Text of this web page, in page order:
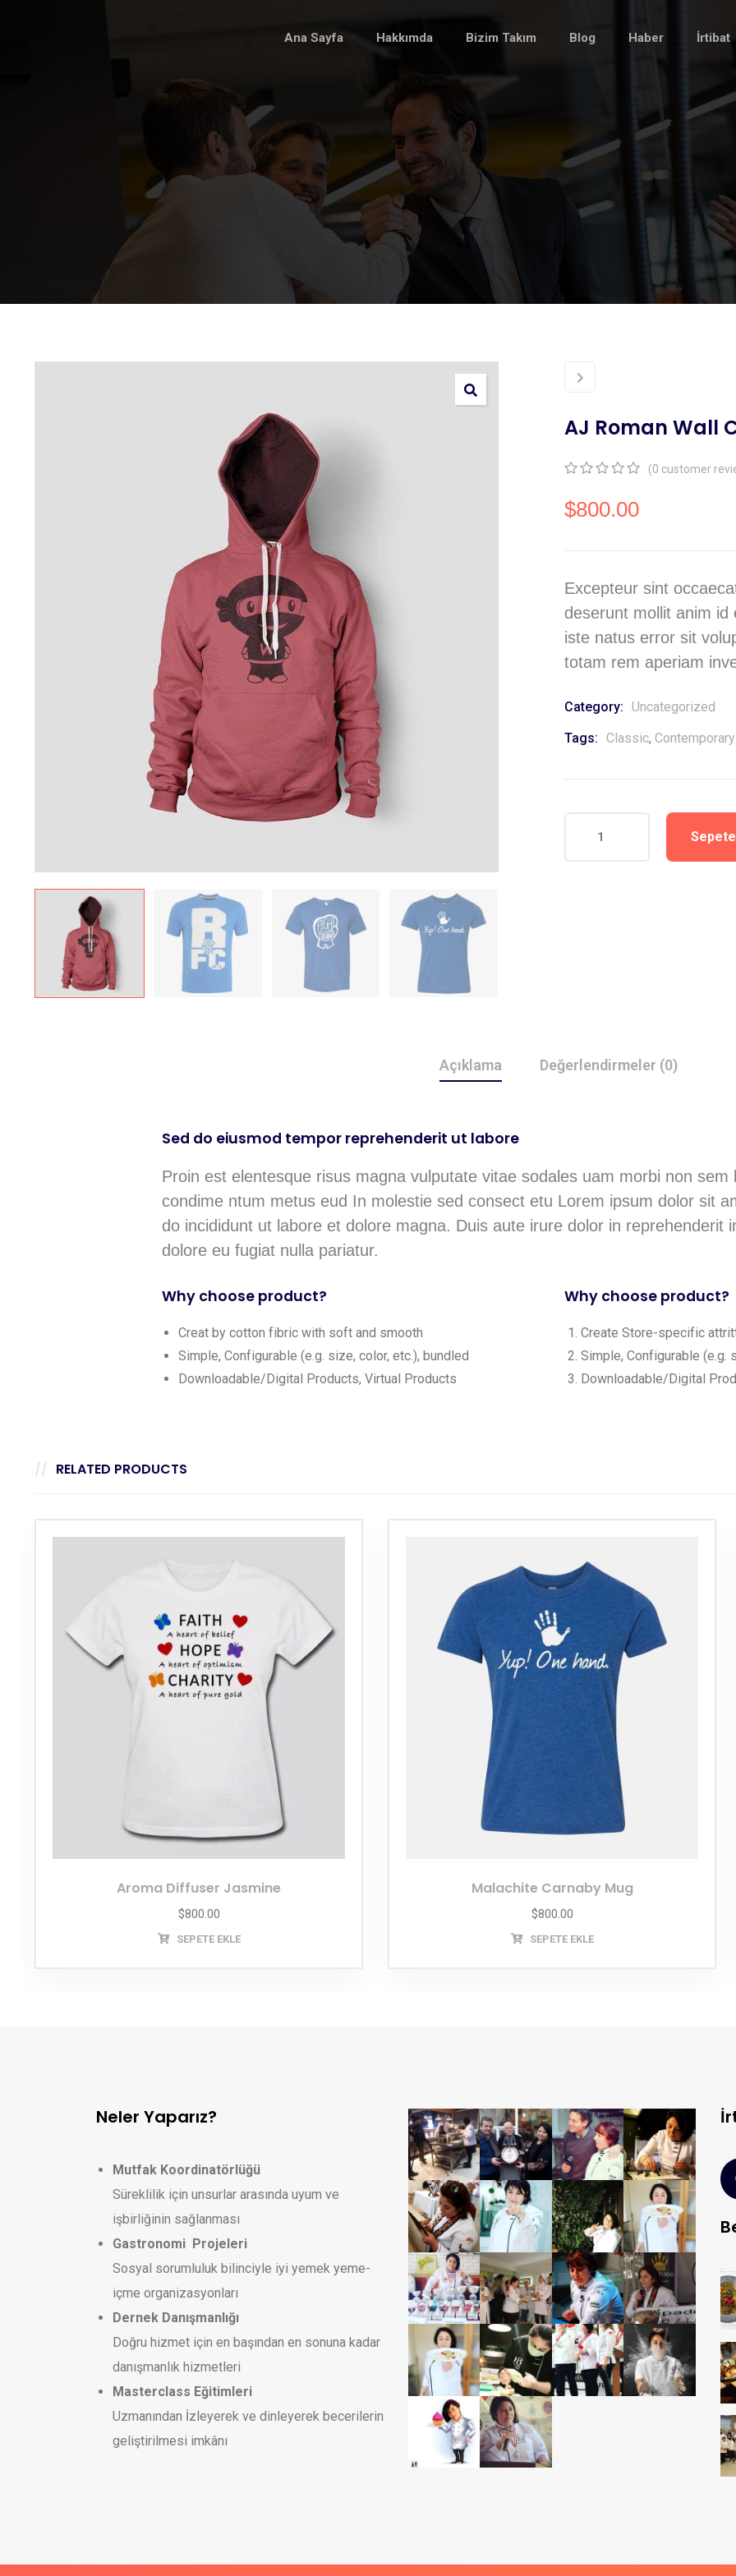
Ana Sayfa Hakkımda Bizim Takım Blog Haber İrtibat
AJ Roman Wall
out
of
(0 customer
$800.00
Excepteur sint
deserunt mollit anim
iste natus error sit
totam rem aperiam
Category: Uncategorized
Tags: Classic, Contemporary
Açıklama Değerlendirmeler (0)
Sed do eiusmod tempor reprehenderit ut labore
Proin est elentesque risus magna vulputate vitae sodales uam morbi non sem
condime ntum metus eud In molestie sed consect etu Lorem ipsum dolor sit
do incididunt ut labore et dolore magna. Duis aute irure dolor in reprehenderit
dolore eu fugiat nulla pariatur.
Why choose product?
Creat by cotton fibric with soft and smooth
Simple, Configurable (e.g. size, color, etc.), bundled
Downloadable/Digital Products, Virtual Products
Why choose product?
Create Store-specific
Simple, Configurable (e.g.
Downloadable/Digital
RELATED PRODUCTS
Aroma Diffuser Jasmine
$800.00
SEPETE EKLE
Malachite Carnaby Mug
$800.00
SEPETE EKLE
Neler Yaparız?
Mutfak Koordinatörlüğü
Süreklilik için unsurlar arasında uyum ve
işbirliğinin sağlanması
Gastronomi Projeleri
Sosyal sorumluluk bilinciyle iyi yemek yeme-
içme organizasyonları
Dernek Danışmanlığı
Doğru hizmet için en başından en sonuna kadar
danışmanlık hizmetleri
Masterclass Eğitimleri
Uzmanından İzleyerek ve dinleyerek becerilerin
geliştirilmesi imkânı